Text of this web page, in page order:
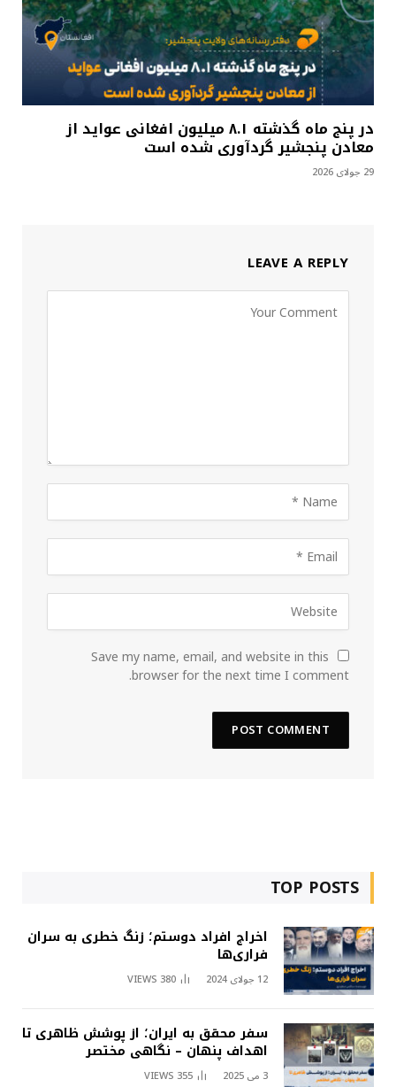
در پنج ماه گذشته ۸.۱ میلیون افغانی عواید از
معادن پنجشیر گردآوری شده است
29 جولای 2026
LEAVE A REPLY
Save my name, email, and website in this
browser for the next time I comment.
TOP POSTS
اخراج افراد دوستم؛ زنگ خطری به سران
فراری‌ها
12 جولای 2024 380
VIEWS
سفر محقق به ایران؛ از پوشش ظاهری تا
اهداف پنهان – نگاهی مختصر
3 می 2025 355
VIEWS